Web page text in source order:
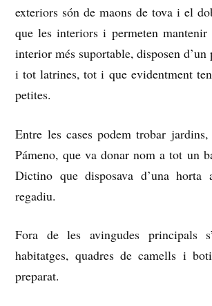
exteriors són de maons de tova i el
que les interiors i permeten mantenir
interior més suportable, disposen
i tot latrines, tot i que evidentment
petites.
Entre les cases podem trobar
Pámeno, que va donar nom a tot un
Dictino que disposava d’una horta
regadiu.
Fora de les avingudes principals
habitatges, quadres de camells i
preparat.